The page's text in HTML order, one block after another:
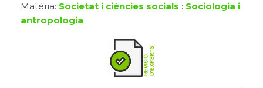
Matèria: Societat i ciències socials : Sociologia i
antropologia